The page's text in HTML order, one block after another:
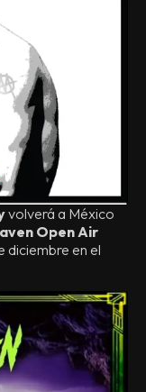
volverá a México
Open Air
diciembre en el